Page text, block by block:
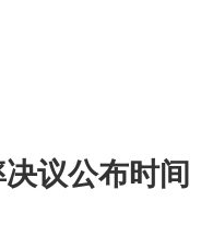
决议公布时间